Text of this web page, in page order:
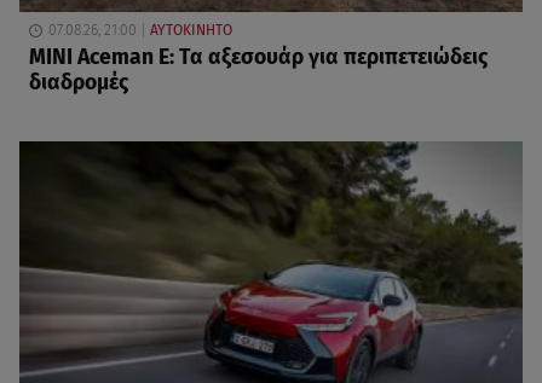
07.08.26, 21:00 ΑΥΤΟΚΙΝΗΤΟ
MINI Aceman E: Τα αξεσουάρ για περιπετειώδεις
διαδρομές